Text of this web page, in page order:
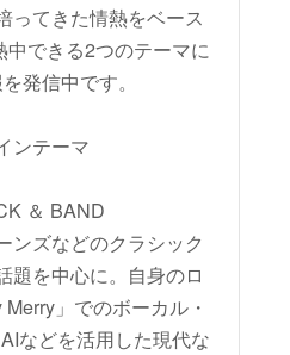
ってきた情熱をベース
できる2つのテーマに
発信中です。
ンテーマ
＆ BAND
ンズなどのクラシック
題を中心に。自身のロ
」でのボーカル・
などを活用した現代な